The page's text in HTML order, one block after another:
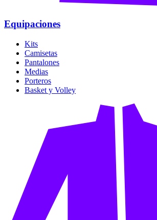
Equipaciones
Kits
Camisetas
Pantalones
Medias
Porteros
Basket y Volley